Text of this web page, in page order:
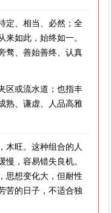
定、相当、必然；全
来如此，始终如一。
骛、善始善终、认真
区或流水道；也指丰
熟、谦虚、人品高雅
木旺。这种组合的人
慢，容易错失良机。
思想变化大，但耐性
苦的日子，不适合独